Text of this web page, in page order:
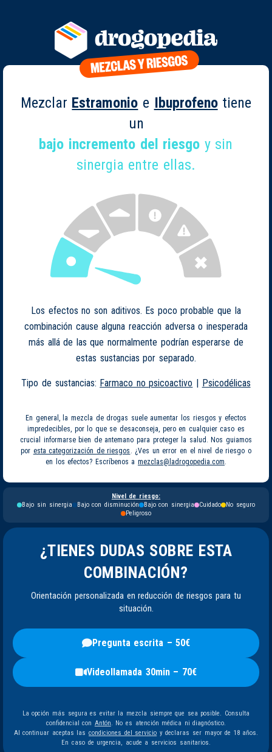
Mezclar Estramonio e Ibuprofenotiene
un
bajo incremento del riesgo y sin
sinergia entre ellas.
Los efectos no son aditivos. Es poco probable que la
combinación cause alguna reacción adversa o inesperada
más allá de las que normalmente podrían esperarse de
estas sustancias por separado.
Tipo de sustancias: Farmaco no psicoactivo | Psicodélicas
En general, la mezcla de drogas suele aumentar los riesgos y efectos
impredecibles, por lo que se desaconseja, pero en cualquier caso es
crucial informarse bien de antemano para proteger la salud. Nos guiamos
por esta categorización de riesgos . ¿Ves un error en el nivel de riesgo o
en los efectos? Escríbenos a mezclas@ladrogopedia.com.
Nivel de riesgo:
Bajo sin sinergia
Bajo con disminución Bajo con sinergia Cuidado
No seguro
Peligroso
¿TIENES DUDAS SOBRE ESTA
COMBINACIÓN?
Orientación personalizada en reducción de riesgos para tu
situación.
Pregunta escrita – 50€
Videollamada 30min – 70€
La opción más segura es evitar la mezcla siempre que sea posible. Consulta
confidencial con Antón. No es atención médica ni diagnóstico.
Al continuar aceptas las condiciones del servicio y declaras ser mayor de 18 años.
En caso de urgencia, acude a servicios sanitarios.